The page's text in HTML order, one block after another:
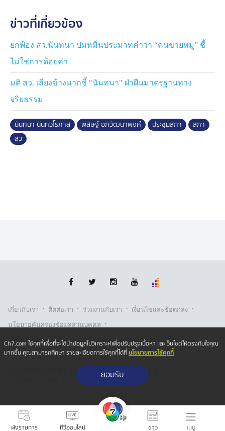
ผังรายการ ทีวีออนไลน์ ข่าว เมนู
ติดตามฯ ของ กสทช. หรือ "ซูเปอร์บอร์ด กสทช." เรียบร้อย
แล้ว โดยพบว่า 3 ใน 5 เป็น "ลูกหม้อ กสทช."
ข่าวที่เกี่ยวข้อง
ยกฟ้อง สว.นันทนา ปมหมิ่นประมาทคำว่า “คนขายหมู” ชี้
ไม่ใช่การด้อยค่า
มติ สว. เสียงข้างมากชี้ "นันทนา" ฝ่าฝืนมาตรฐานทาง
จริยธรรม
นันทนา นันทวโรภาส พิสิษฐ์ อภิวัฒนาพงศ์ ประชุมสภา
สภา
สว
เกี่ยวกับเรา · ติตต่อเรา · ร่วมงานกับเรา · เงื่อนไขและข้อตกลง ·
นโยบายคุ้มครองข้อมูลส่วนบุคคล ·
นโยบายคุ้มครองข้อมูลส่วนบุคคล (ออนไลน์) · นโยบายคุกกี้ ·
รับเรื่องร้องเรียน
Copyright © 2026 Bangkok Broadcasting & T.V. Co.,Ltd.
Ch7.com ใช้คุกกี้เพื่อที่จะได้นำข้อมูลไปวิเคราะห์เพื่อปรับปรุงเนื้อหา และเว็บไซต์ให้ตรงกับใจคุณ
มากขึ้น คุณสามารถศึกษา รายละเอียดการใช้คุกกี้ได้ที่นโยบายการใช้คุกกี้
ยอมรับ